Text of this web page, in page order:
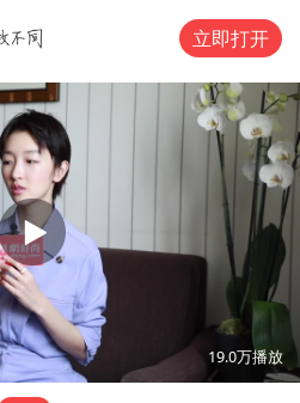
立即打开
05:38
19.0万播放